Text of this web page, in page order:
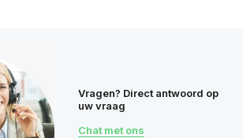
Vragen? Direct antwoord op
uw vraag
Chat met ons